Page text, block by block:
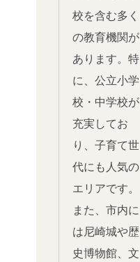
校を含む多く
の教育機関が
あります。特
に、公立小学
校・中学校が
充実してお
り、子育て世
代にも人気の
エリアです。
また、市内に
は尼崎城や歴
史博物館、文